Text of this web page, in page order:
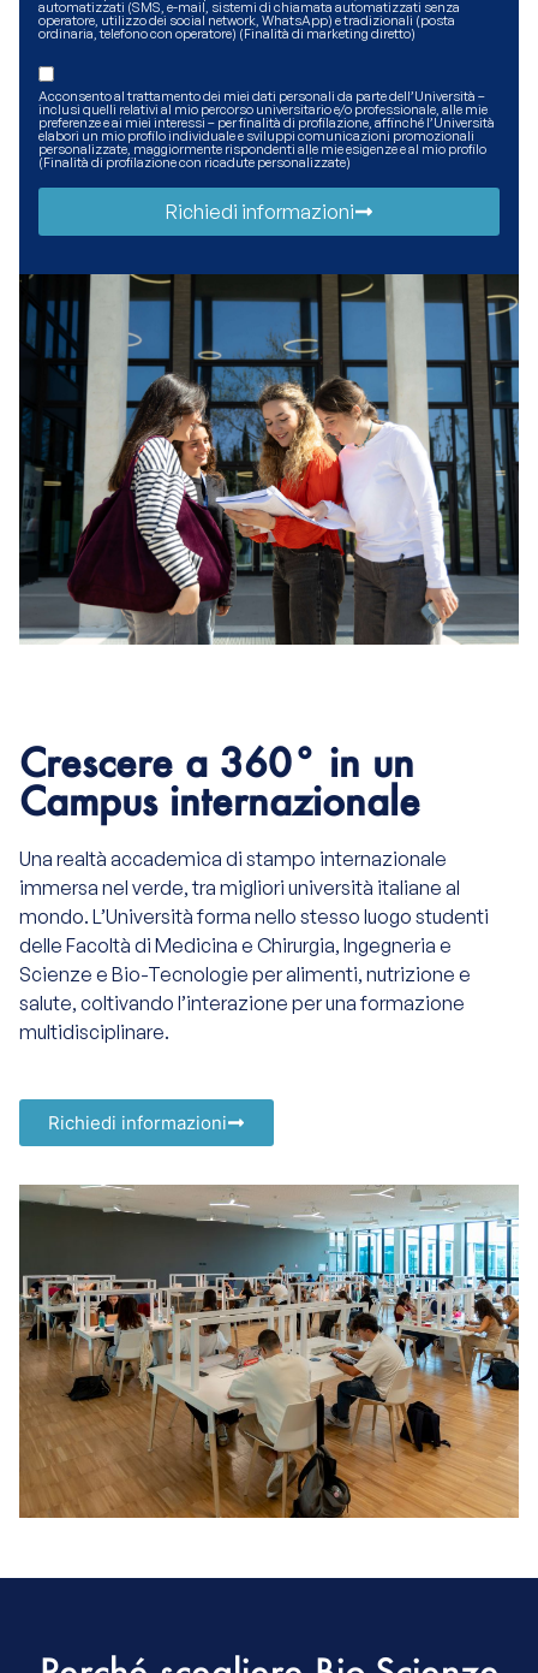
automatizzati (SMS, e-mail, sistemi di chiamata automatizzati senza
operatore, utilizzo dei social network, WhatsApp) e tradizionali (posta
ordinaria, telefono con operatore) (Finalità di marketing diretto)
Acconsento al trattamento dei miei dati personali da parte dell’Università –
inclusi quelli relativi al mio percorso universitario e/o professionale, alle mie
preferenze e ai miei interessi – per finalità di profilazione, affinché l’Università
elabori un mio profilo individuale e sviluppi comunicazioni promozionali
personalizzate, maggiormente rispondenti alle mie esigenze e al mio profilo
(Finalità di profilazione con ricadute personalizzate)
Richiedi informazioni
Crescere a 360° in un
Campus internazionale
Una realtà accademica di stampo internazionale
immersa nel verde, tra migliori università italiane al
mondo. L’Università forma nello stesso luogo studenti
delle Facoltà di Medicina e Chirurgia, Ingegneria e
Scienze e Bio-Tecnologie per alimenti, nutrizione e
salute, coltivando l’interazione per unaformazione
multidisciplinare.
Richiedi informazioni